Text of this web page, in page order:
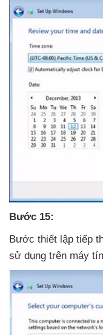
Bước 15:
Bước thiết lập tiếp
sử dụng trên máy